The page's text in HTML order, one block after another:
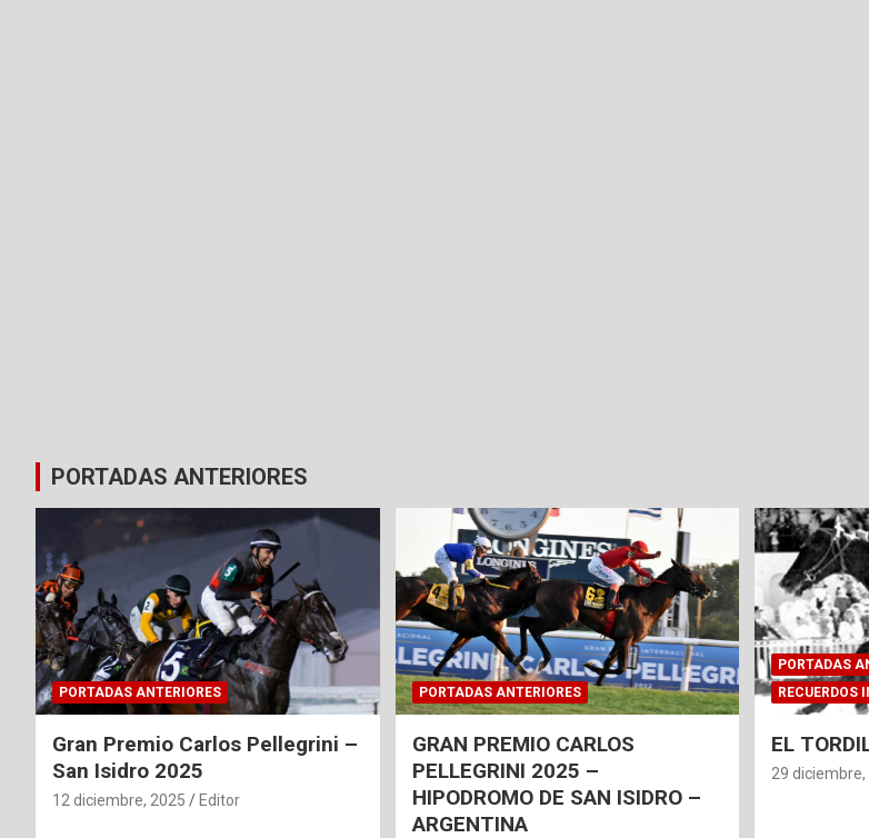
PORTADAS ANTERIORES
PORTADAS ANTERIORES
Gran Premio Carlos Pellegrini –
San Isidro 2025
12 diciembre, 2025 Editor
PORTADAS ANTERIORES
GRAN PREMIO CARLOS
PELLEGRINI 2025 –
HIPODROMO DE SAN ISIDRO –
ARGENTINA
PORTADAS
RECUERDOS
EL
29 diciembre,